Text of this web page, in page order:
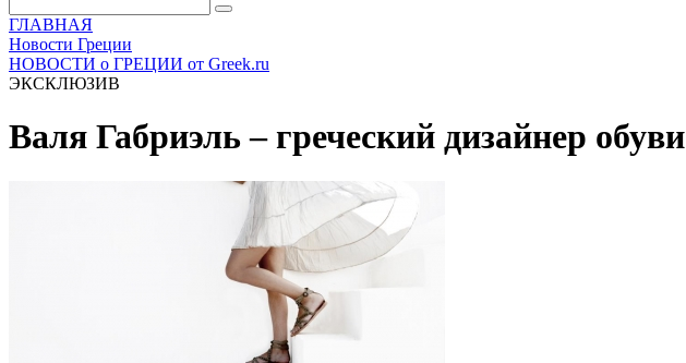
ГЛАВНАЯ
Новости Греции
НОВОСТИ о ГРЕЦИИ от Greek.ru
ЭКСКЛЮЗИВ
Валя Габриэль – греческий дизайнер обуви